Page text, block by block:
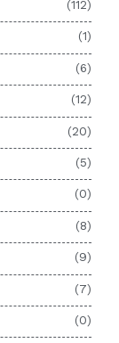
(112)
(1)
(6)
(12)
(20)
(5)
(0)
(8)
(9)
(7)
(0)